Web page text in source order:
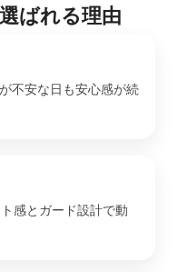
ばれる理由
不安な日も安心感が続
感とガード設計で動